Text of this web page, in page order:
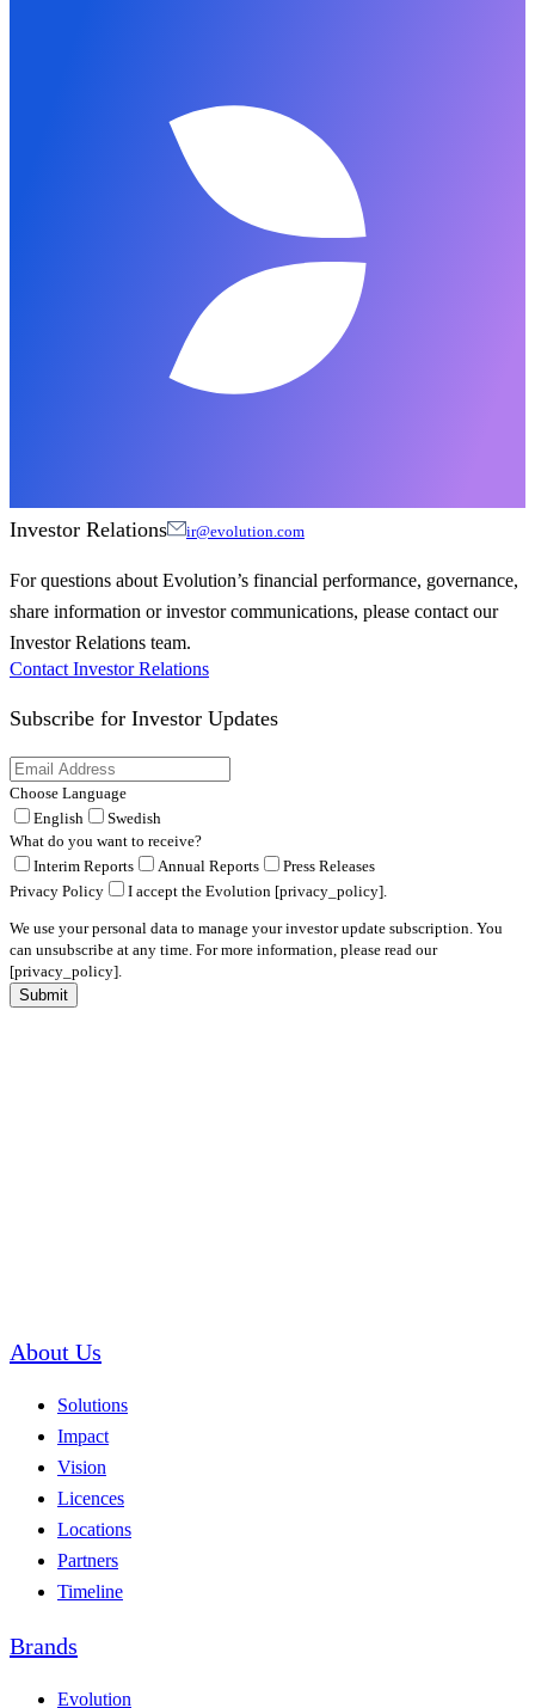
Investor Relations ir@evolution.com
For questions about Evolution’s financial performance, governance,
share information or investor communications, please contact our
Investor Relations team.
Contact Investor Relations
Subscribe for Investor Updates
Choose Language
English
Swedish
What do you want to receive?
Interim Reports
Annual Reports
Press Releases
Privacy Policy
I accept the Evolution [privacy_policy].
We use your personal data to manage your investor update subscription. You
can unsubscribe at any time. For more information, please read our
[privacy_policy].
Submit
About Us
Solutions
Impact
Vision
Licences
Locations
Partners
Timeline
Brands
Evolution